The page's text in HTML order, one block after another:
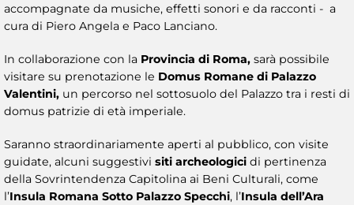
accompagnate da musiche, effetti sonori e da racconti - a
cura di Piero Angela e Paco Lanciano.
In collaborazione con la Provincia di Roma, sarà possibile
visitare su prenotazione le Domus Romane di Palazzo
Valentini, un percorso nel sottosuolo del Palazzo tra i resti di
domus patrizie di età imperiale.
Saranno straordinariamente aperti al pubblico, con visite
guidate, alcuni suggestivi siti archeologici di pertinenza
della Sovrintendenza Capitolina ai Beni Culturali, come
l’Insula Romana Sotto Palazzo Specchi, l’Insula dell’Ara